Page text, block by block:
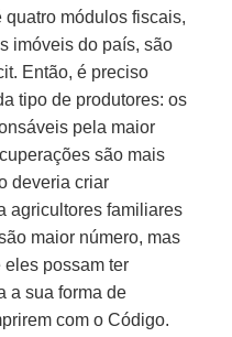
módulos fiscais,
imóveis do país, são
Então, é preciso
tipo de produtores: os
pela maior
são mais
deveria criar
agricultores familiares
maior número, mas
eles possam ter
a sua forma de
com o Código.